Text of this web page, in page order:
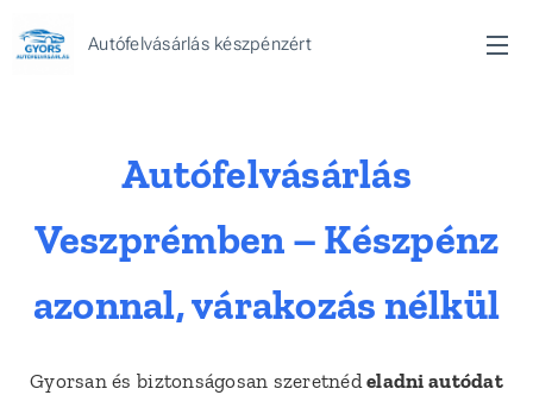
Autófelvásárlás készpénzért
Autófelvásárlás
Veszprémben – Készpénz
azonnal, várakozás nélkül
Gyorsan és biztonságosan szeretnédeladni autódat